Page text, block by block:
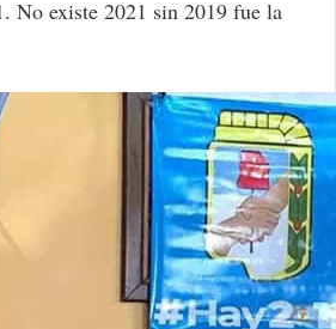
No existe 2021 sin 2019 fue la